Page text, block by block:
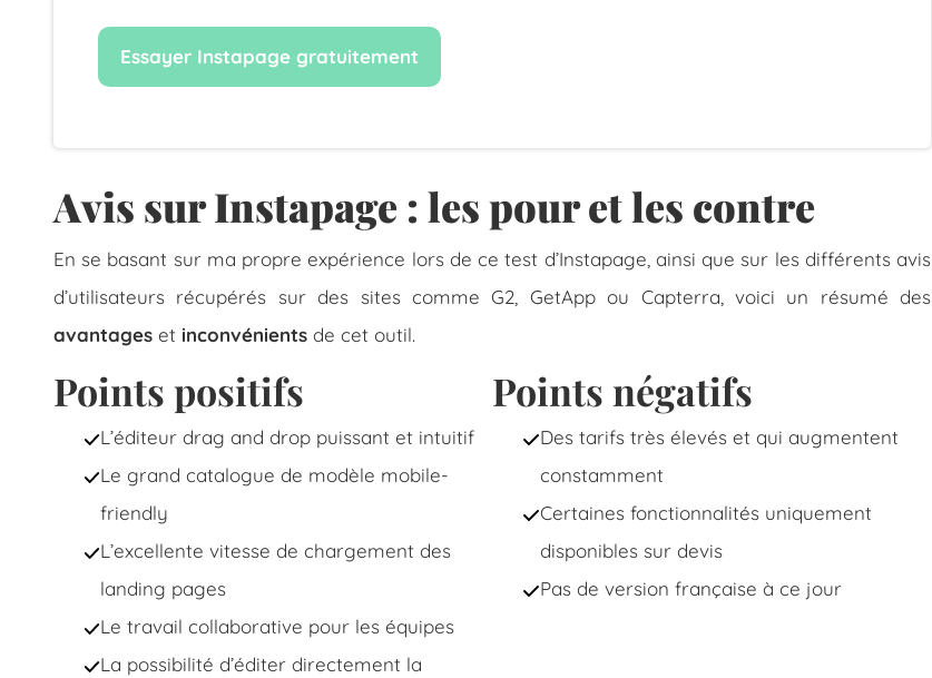
Essayer Instapage gratuitement
Avis sur Instapage : les pour et les contre
En se basant sur ma propre expérience lors de ce test d’Instapage, ainsi que sur les différents avis
d’utilisateurs récupérés sur des sites comme G2, GetApp ou Capterra, voici un résumé des
avantages et inconvénients de cet outil.
Points positifs
L’éditeur drag and drop puissant et intuitif
Le grand catalogue de modèle mobile-
friendly
L’excellente vitesse de chargement des
landing pages
Le travail collaborative pour les équipes
La possibilité d’éditer directement la
Points négatifs
Des tarifs très élevés et qui augmentent
constamment
Certaines fonctionnalités uniquement
disponibles sur devis
Pas de version française à ce jour